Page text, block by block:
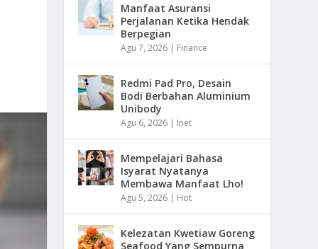
Manfaat Asuransi
Perjalanan Ketika Hendak
Berpegian
Agu 7, 2026 | Finance
Redmi Pad Pro, Desain
Bodi Berbahan Aluminium
Unibody
Agu 6, 2026 | Inet
Mempelajari Bahasa
Isyarat Nyatanya
Membawa Manfaat Lho!
Agu 5, 2026 | Hot
Kelezatan Kwetiaw Goreng
Seafood Yang Sempurna